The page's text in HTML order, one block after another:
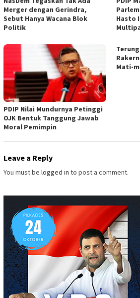
Merger dengan Gerindra,
Sebut Hanya Wacana Blok
Politik
Hasto
PDIP Nilai Mundurnya Petinggi
OJK Bentuk Tanggung Jawab
Moral Pemimpin
Mati-
Leave a Reply
You must be logged in to post a comment.